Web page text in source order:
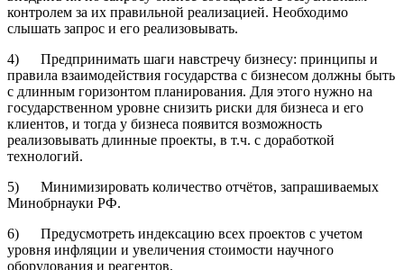
контролем за их правильной реализацией. Необходимо
слышать запрос и его реализовывать.
4) Предпринимать шаги навстречу бизнесу: принципы и
правила взаимодействия государства с бизнесом должны быть
с длинным горизонтом планирования. Для этого нужно на
государственном уровне снизить риски для бизнеса и его
клиентов, и тогда у бизнеса появится возможность
реализовывать длинные проекты, в т.ч. с доработкой
технологий.
5) Минимизировать количество отчётов, запрашиваемых
Минобрнауки РФ.
6) Предусмотреть индексацию всех проектов с учетом
уровня инфляции и увеличения стоимости научного
оборудования и реагентов.